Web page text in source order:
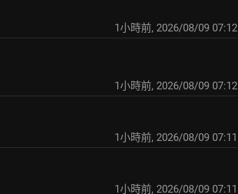
1小時前, 2026/08/09 07:12
1小時前, 2026/08/09 07:12
1小時前, 2026/08/09 07:11
1小時前, 2026/08/09 07:11